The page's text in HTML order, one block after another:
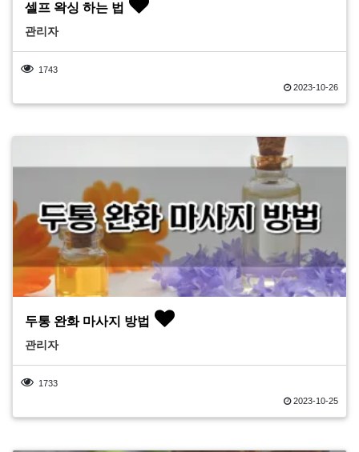
셀프 왁싱 하는 법
관리자
1743
2023-10-26
두통 완화 마사지 방법
관리자
1733
2023-10-25